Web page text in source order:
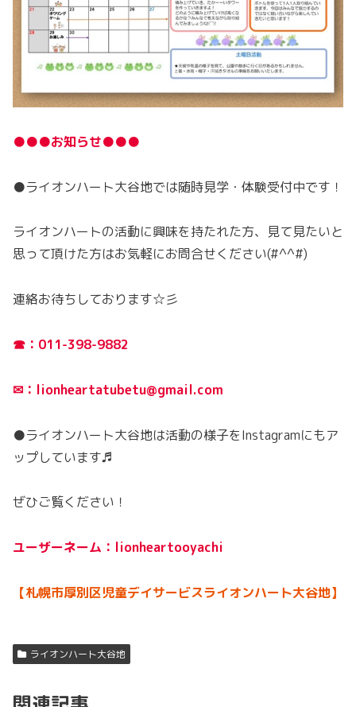
●●●お知らせ●●●
●ライオンハート大谷地では随時見学・体験受付中です！
ライオンハートの活動に興味を持たれた方、見て見たいと
思って頂けた方はお気軽にお問合せください(#^^#)
連絡お待ちしております☆彡
☎：011-398-9882
✉：lionheartatubetu@gmail.com
●ライオンハート大谷地は活動の様子をInstagramにもア
ップしています♬
ぜひご覧ください！
ユーザーネーム：lionheartooyachi
【札幌市厚別区児童デイサービスライオンハート大谷地】
ライオンハート大谷地